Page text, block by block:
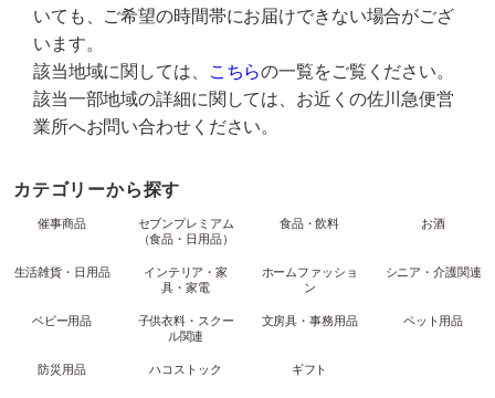
いても、ご希望の時間帯にお届けできない場合がござ
います。
該当地域に関しては、
こちらの一覧をご覧ください。
該当一部地域の詳細に関しては、お近くの佐川急便営
業所へお問い合わせください。
カテゴリーから探す
催事商品
セブンプレミアム
（食品・日用品）
食品・飲料 お酒
生活雑貨・日用品
インテリア・家
具・家電
ホームファッショ
ン
シニア・介護関連
ベビー用品
子供衣料・スクー
ル関連
文房具・事務用品 ペット用品
防災用品 ハコストック ギフト